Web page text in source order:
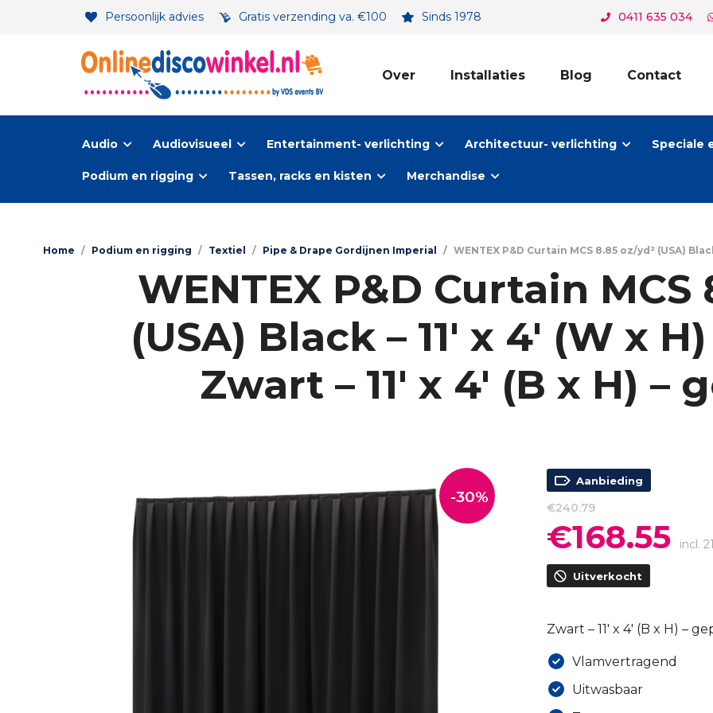
Persoonlijk advies Gratis verzending va. €100 Sinds 1978 0411 635 034
Over Installaties Blog Contact
Audio Audiovisueel Entertainment- verlichting Architectuur- verlichting Speciale
Podium en rigging Tassen, racks en kisten Merchandise
Home / Podium en rigging / Textiel / Pipe & Drape Gordijnen Imperial / WENTEX P&D Curtain MCS 8.85 oz/yd² (USA)
WENTEX P&D Curtain MCS
(USA) Black – 11′ x 4′ (W x
Zwart – 11′ x 4′ (B x H) –
-30%
Aanbieding
€240.79
Oorspronkelijke
prijs
was:
€240.79.
€168.55prijs
incl.
Uitverkocht
Zwart – 11′ x 4′ (B x H) –
Vlamvertragend
Uitwasbaar